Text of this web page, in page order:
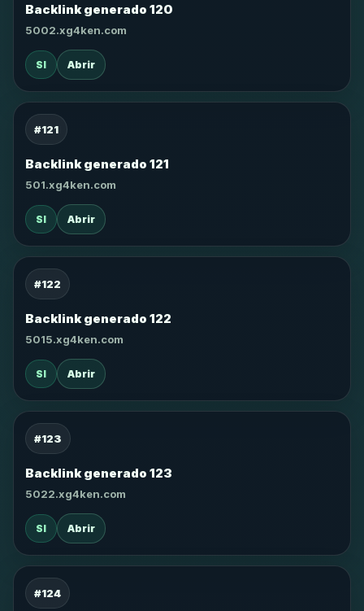
Backlink generado 120
5002.xg4ken.com
SI Abrir
#121
Backlink generado 121
501.xg4ken.com
SI Abrir
#122
Backlink generado 122
5015.xg4ken.com
SI Abrir
#123
Backlink generado 123
5022.xg4ken.com
SI Abrir
#124